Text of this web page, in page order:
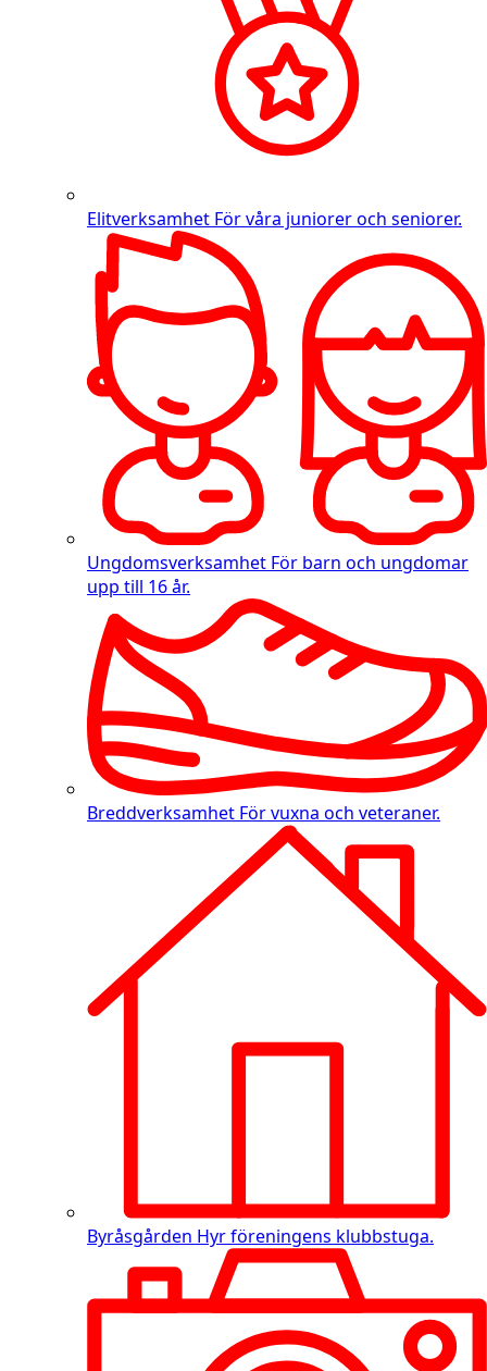
Elitverksamhet För våra juniorer och seniorer.
Ungdomsverksamhet För barn och ungdomar
upp till 16 år.
Breddverksamhet För vuxna och veteraner.
Byråsgården Hyr föreningens klubbstuga.